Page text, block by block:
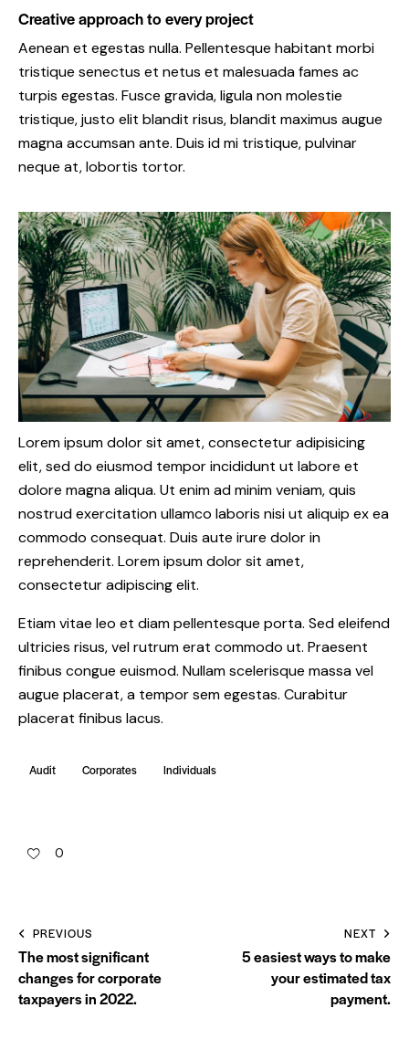
Creative approach to every project
Aenean et egestas nulla. Pellentesque habitant morbi
tristique senectus et netus et malesuada fames ac
turpis egestas. Fusce gravida, ligula non molestie
tristique, justo elit blandit risus, blandit maximus augue
magna accumsan ante. Duis id mi tristique, pulvinar
neque at, lobortis tortor.
Lorem ipsum dolor sit amet, consectetur adipisicing
elit, sed do eiusmod tempor incididunt ut labore et
dolore magna aliqua. Ut enim ad minim veniam, quis
nostrud exercitation ullamco laboris nisi ut aliquip ex ea
commodo consequat. Duis aute irure dolor in
reprehenderit. Lorem ipsum dolor sit amet,
consectetur adipiscing elit.
Etiam vitae leo et diam pellentesque porta. Sed eleifend
ultricies risus, vel rutrum erat commodo ut. Praesent
finibus congue euismod. Nullam scelerisque massa vel
augue placerat, a tempor sem egestas. Curabitur
placerat finibus lacus.
Audit Corporates Individuals
0
PREVIOUS
The most significant
changes for corporate
taxpayers in 2022.
NEXT
5 easiest ways to make
your estimated tax
payment.